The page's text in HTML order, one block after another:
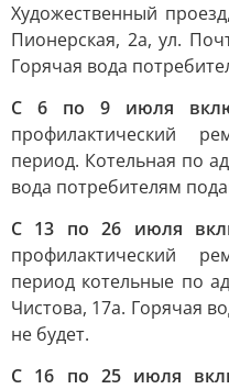
Художественный
Пионерская, 2а, ул.
Горячая вода
С 6 по 9 июля
профилактический
период. Котельная по
вода потребителям
С 13 по 26 июля
профилактический
период котельные по
Чистова, 17а. Горячая
не будет.
С 16 по 25 июля